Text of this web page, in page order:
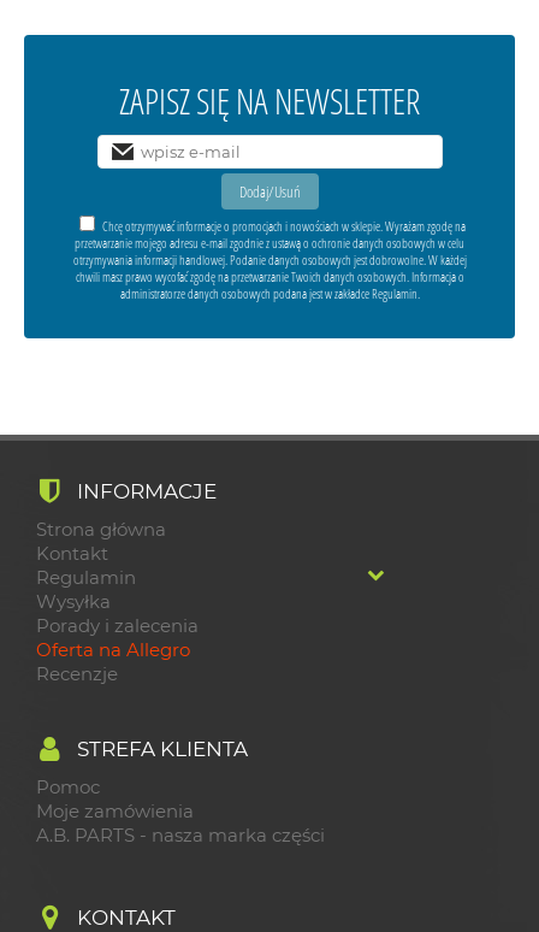
ZAPISZ SIĘ NA NEWSLETTER
Chcę otrzymywać informacje o promocjach i nowościach w sklepie. Wyrażam zgodę na
przetwarzanie mojego adresu e-mail zgodnie z ustawą o ochronie danych osobowych w celu
otrzymywania informacji handlowej. Podanie danych osobowych jest dobrowolne. W każdej
chwili masz prawo wycofać zgodę na przetwarzanie Twoich danych osobowych. Informacja o
administratorze danych osobowych podana jest w zakładce Regulamin.
INFORMACJE
Strona główna
Kontakt
Regulamin
Wysyłka
Porady i zalecenia
Oferta na Allegro
Recenzje
STREFA KLIENTA
Pomoc
Moje zamówienia
A.B. PARTS - nasza marka części
KONTAKT